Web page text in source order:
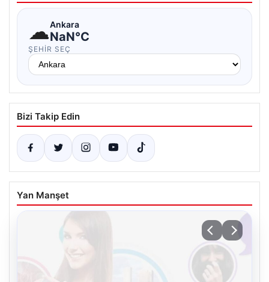
☁Ankara
NaN°C
ŞEHIR SEÇ
Bizi Takip Edin
Yan Manşet